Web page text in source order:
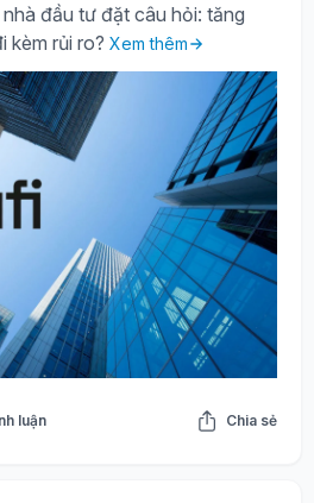
đầu tư đặt câu hỏi: tăng
kèm rủi ro? Xem thêm
luận Chia sẻ